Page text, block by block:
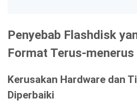
Penyebab Flashdisk
Format Terus-menerus
Kerusakan Hardware dan
Diperbaiki